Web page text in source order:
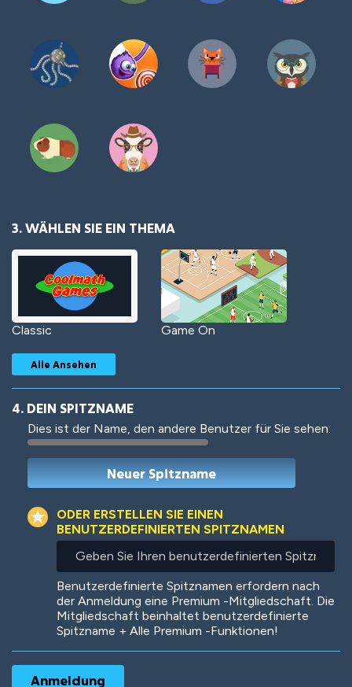
3. WÄHLEN SIE EIN THEMA
Classic Game On
Woof Jungle Cats
Colorful
Alle Ansehen
4. DEIN SPITZNAME
Dies ist der Name, den andere Benutzer für Sie sehen:
ODER ERSTELLEN SIE EINEN
BENUTZERDEFINIERTEN SPITZNAMEN
benutzerdefinierten
Spitznamen
Benutzerdefinierte Spitznamen erfordern nach
der Anmeldung eine Premium -Mitgliedschaft. Die
Mitgliedschaft beinhaltet benutzerdefinierte
Spitzname + Alle Premium -Funktionen!